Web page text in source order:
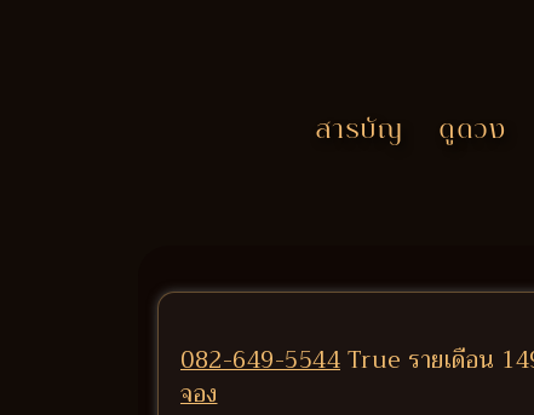
สารบัญ ดูดวง
082-649-5544True รายเดือน
จอง